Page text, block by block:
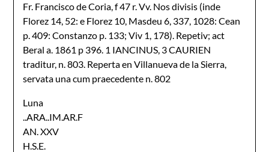
Fr. Francisco de Coria, f 47 r. Vv. Nos divisis (inde
Florez 14, 52: e Florez 10, Masdeu 6, 337, 1028: Cean
p. 409: Constanzo p. 133; Viv 1, 178). Repetiv; act
Beral a. 1861 p 396. 1 IANCINUS, 3 CAURIEN
traditur, n. 803. Reperta en Villanueva de la Sierra,
servata una cum praecedente n. 802
Luna
..ARA..IM.AR.F
AN. XXV
H.S.E.